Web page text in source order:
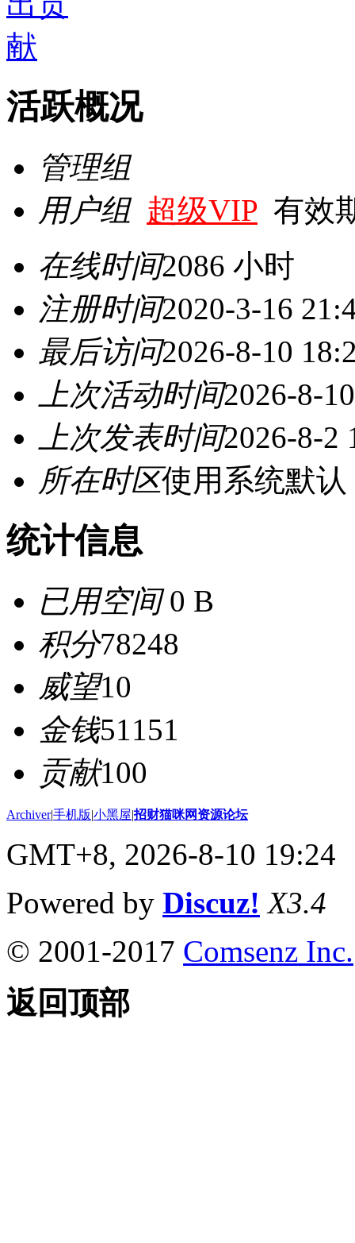
活跃概况
管理组
用户组 超级VIP 有效
在线时间2086 小时
注册时间2020-3-16
最后访问2026-8-10
上次活动时间2026-8-
上次发表时间2026-8-2
所在时区使用系统默认
统计信息
已用空间0 B
积分78248
威望10
金钱51151
贡献100
Archiver|手机版|小黑屋|招财猫咪网资源论坛
GMT+8, 2026-8-10 19:24
Powered by Discuz! X3.4
© 2001-2017 Comsenz Inc.
返回顶部